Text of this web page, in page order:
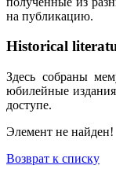
на публикацию.
Historical
Здесь собраны
юбилейные
доступе.
Элемент не найден!
Возврат к списку